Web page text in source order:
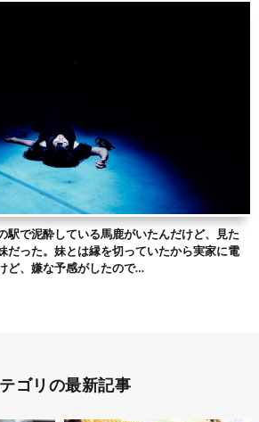
駅で泥酔している馬鹿がいたんだけど、見た
だった。妹とは縁を切っていたから実家に電
ど、嫌な予感がしたので…
ゴリの最新記事